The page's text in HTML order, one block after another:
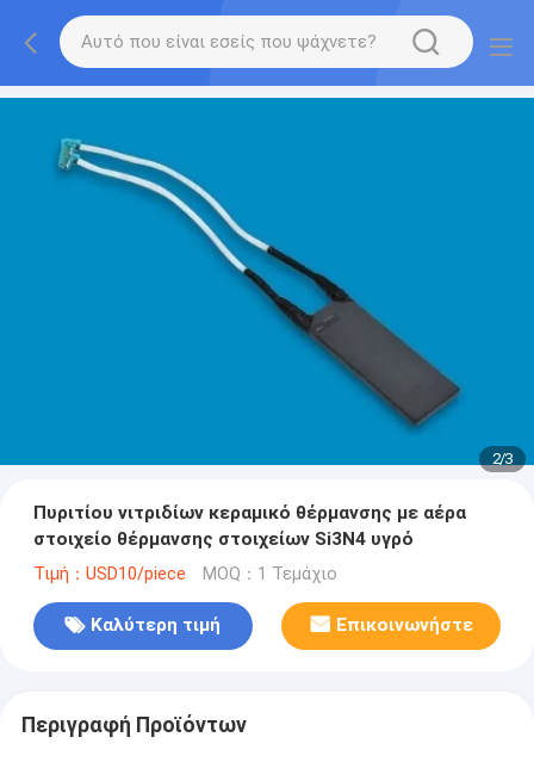
2/3
Πυριτίου νιτριδίων κεραμικό θέρμανσης με αέρα
στοιχείο θέρμανσης στοιχείων Si3N4 υγρό
Τιμή：USD10/piece MOQ：1 Τεμάχιο
Καλύτερη τιμή Επικοινωνήστε
Περιγραφή Προϊόντων